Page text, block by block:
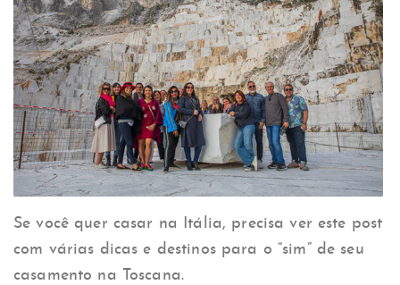
Se você quer casar na Itália, precisa ver este post
com várias dicas e destinos para o “sim” de seu
casamento na Toscana.